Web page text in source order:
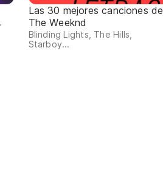
Las 30 mejores canciones de
The Weeknd
Blinding Lights, The Hills,
Starboy...